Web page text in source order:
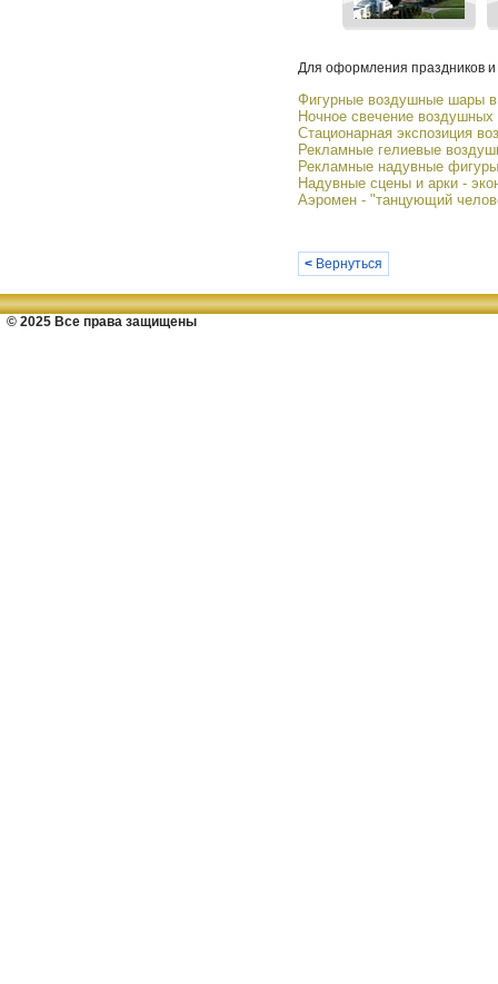
Для оформления праздников и
Фигурные воздушные шары
Ночное свечение
Стационарная экспозиция
Рекламные гелиевые
Рекламные надувные
Надувные сцены и арки -
Аэромен - "танцующий
< Вернуться
© 2025 Все права защищены